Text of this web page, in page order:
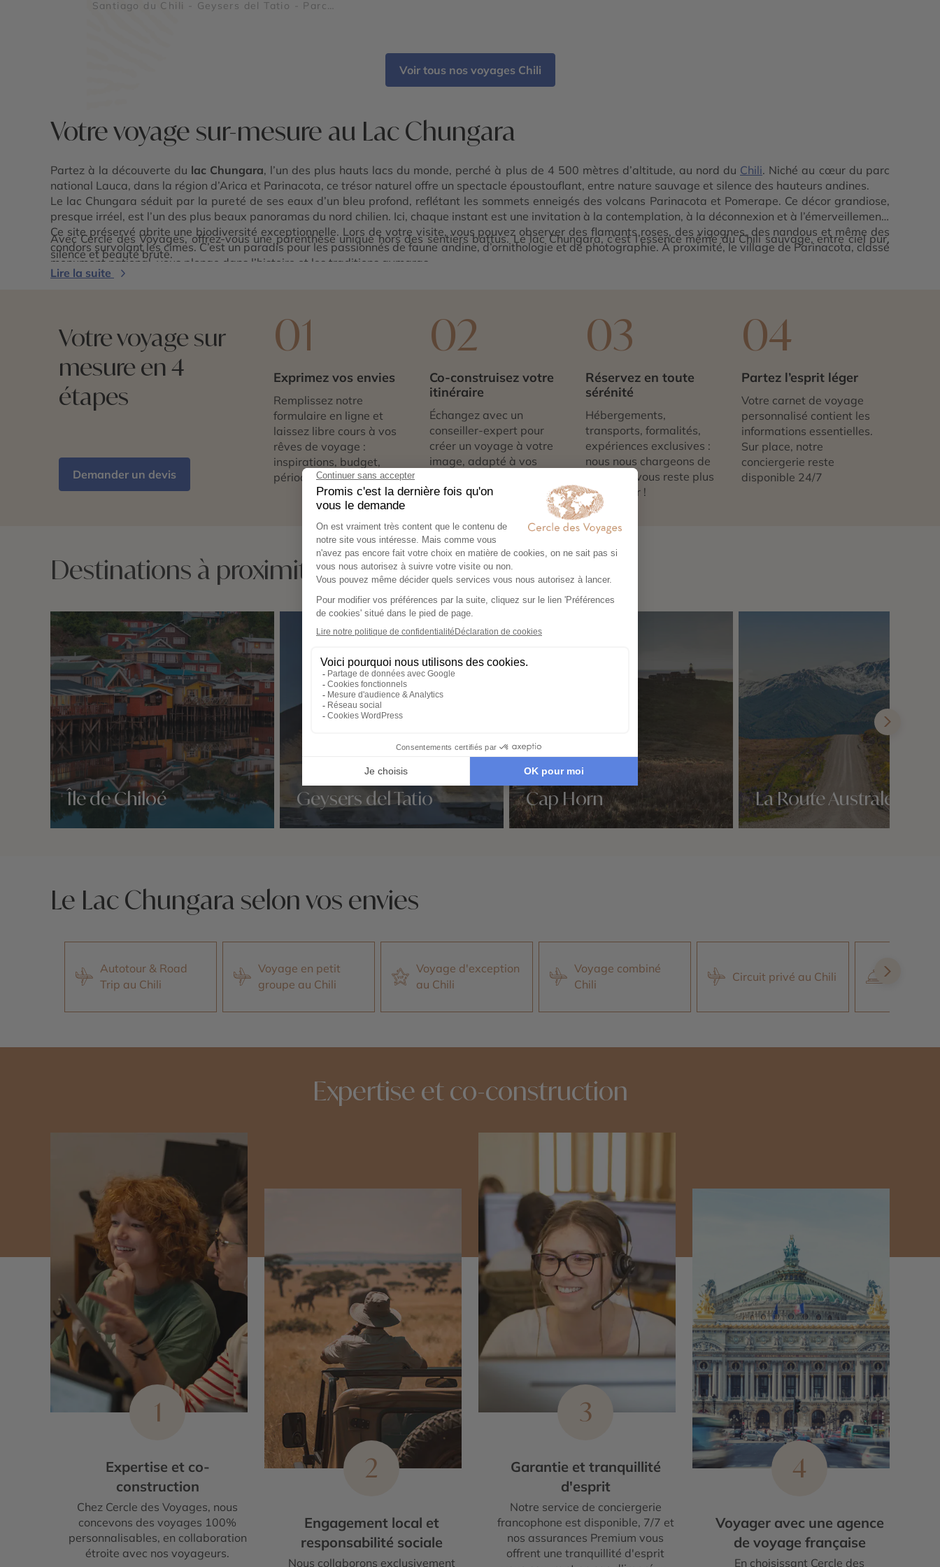
Santiago du Chili - Geysers del Tatio - Parc
Voir tous nos voyages Chili
Votre voyage sur-mesure au Lac Chungara
Partez à la découverte du lac Chungara, l’un des plus hauts lacs du monde, perché à plus de 4 500 mètres d’altitude, au nord du Chili. Niché au cœur du parc
national Lauca, dans la région d’Arica et Parinacota, ce trésor naturel offre un spectacle époustouflant, entre nature sauvage et silence des hauteurs andines.
Le lac Chungara séduit par la pureté de ses eaux d’un bleu profond, reflétant les sommets enneigés des volcans Parinacota et Pomerape. Ce décor grandiose,
presque irréel, est l’un des plus beaux panoramas du nord chilien. Ici, chaque instant est une invitation à la contemplation, à la déconnexion et à l’émerveillement.
Ce site préservé abrite une biodiversité exceptionnelle. Lors de votre visite, vous pouvez observer des flamants roses, des vigognes, des nandous et même des
condors survolant les cimes. C’est un paradis pour les passionnés de faune andine, d’ornithologie et de photographie. À proximité, le village de Parinacota, classé
monument national, vous plonge dans l’histoire et les traditions aymaras.
Avec Cercle des Voyages, offrez-vous une parenthèse unique hors des sentiers battus. Le lac Chungara, c’est l’essence même du Chili sauvage, entre ciel pur,
silence et beauté brute.
Lire la suite
Votre voyage sur
mesure en 4
étapes
Demander un devis
01
Exprimez vos envies
Remplissez notre
formulaire en ligne et
laissez libre cours à vos
rêves de voyage :
inspirations, budget,
période idéale…
02
Co-construisez votre
itinéraire
Échangez avec un
conseiller-expert pour
créer un voyage à votre
image, adapté à vos
03
Réservez en toute
sérénité
Hébergements,
transports, formalités,
expériences exclusives :
nous nous chargeons de
tout. Il ne vous reste plus
qu’à partir !
04
Partez l’esprit léger
Votre carnet de voyage
personnalisé contient les
informations essentielles.
Sur place, notre
conciergerie reste
disponible 24/7
Destinations à proximité de Lac Chungara
Île de Chiloé Geysers del Tatio Cap Horn La Route Australe
Le Lac Chungara selon vos envies
Autotour & Road
Trip au Chili
Voyage en petit
groupe au Chili
Voyage d'exception
au Chili
Voyage combiné
Chili
Circuit privé au Chili
hôtels
Expertise et co-construction
1
Expertise et co-
construction
Chez Cercle des Voyages, nous
concevons des voyages 100%
personnalisables, en collaboration
étroite avec nos voyageurs.
2
Engagement local et
responsabilité sociale
Nous collaborons exclusivement
3
Garantie et tranquillité
d'esprit
Notre service de conciergerie
francophone est disponible, 7/7 et
nos assurances Premium vous
offrent une tranquillité d'esprit
4
Voyager avec une agence
de voyage française
En choisissant Cercle des